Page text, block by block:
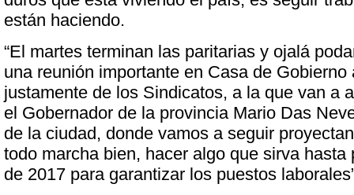
están haciendo.
“El martes terminan las paritarias y ojalá
una reunión importante en Casa de Gobierno
justamente de los Sindicatos, a la que van a
el Gobernador de la provincia Mario Das
de la ciudad, donde vamos a seguir
todo marcha bien, hacer algo que sirva hasta
de 2017 para garantizar los puestos